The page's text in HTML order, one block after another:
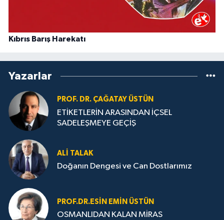
Kıbrıs Barış Harekatı
Yazarlar
PROF. DR. ÇAĞATAY ÜSTÜN
ETİKETLERİN ARASINDAN İÇSEL
SADELEŞMEYE GEÇİŞ
ALI TALAK
Doğanın Dengesi ve Can Dostlarımız
PROF.DR.ESIN EMIN ÜSTÜN
OSMANLIDAN KALAN MİRAS